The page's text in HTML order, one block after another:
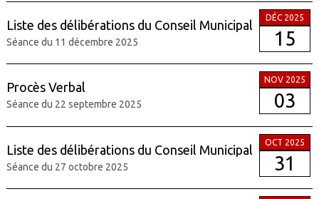
Liste des délibérations du Conseil Municipal
Séance du 11 décembre 2025
DÉC 2025
15
Procès Verbal
Séance du 22 septembre 2025
NOV 2025
03
Liste des délibérations du Conseil Municipal
Séance du 27 octobre 2025
OCT 2025
31